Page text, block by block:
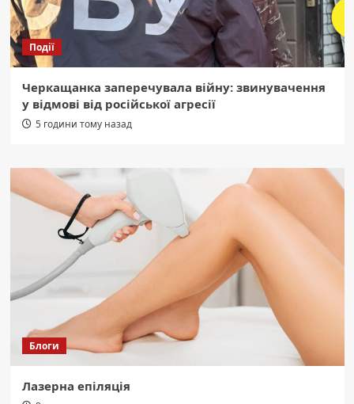
Події
Черкащанка заперечувала війну: звинувачення
у відмові від російської агресії
5 години тому назад
Блоги
Лазерна епіляція